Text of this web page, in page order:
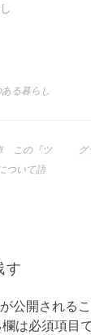
る暮らし
この『ツ
ついて語
す
公開される
は必須項目